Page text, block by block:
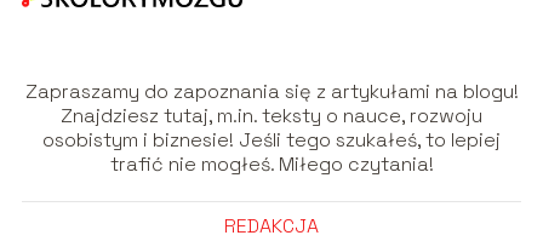
Zapraszamy do zapoznania się z artykułami na blogu!
Znajdziesz tutaj, m.in. teksty o nauce, rozwoju
osobistym i biznesie! Jeśli tego szukałeś, to lepiej
trafić nie mogłeś. Miłego czytania!
REDAKCJA